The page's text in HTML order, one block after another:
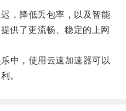
，降低丢包率，以及智能
供了更流畅、稳定的上网
，使用云速加速器可以
。